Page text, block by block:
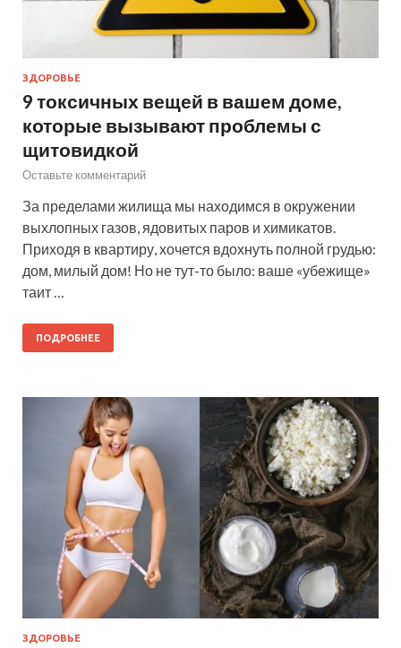
ЗДОРОВЬЕ
9 токсичных вещей в вашем доме,
которые вызывают проблемы с
щитовидкой
Оставьте комментарий
За пределами жилища мы находимся в окружении
выхлопных газов, ядовитых паров и химикатов.
Приходя в квартиру, хочется вдохнуть полной грудью:
дом, милый дом! Но не тут-то было: ваше «убежище»
таит …
ПОДРОБНЕЕ
ЗДОРОВЬЕ